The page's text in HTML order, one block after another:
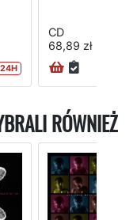
24H
CD
68,89 zł
RÓWNIEŻ